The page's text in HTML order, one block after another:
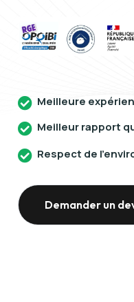
 Meilleure
 Meilleur rapport
 Respect de
Demander un